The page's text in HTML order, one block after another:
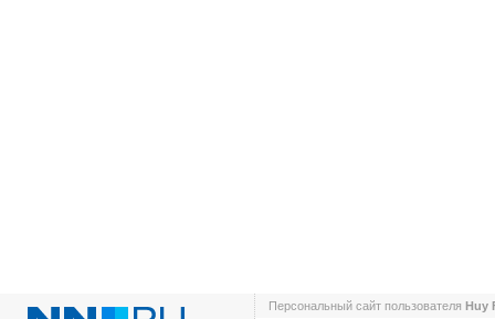
Персональный сайт пользователя Huy